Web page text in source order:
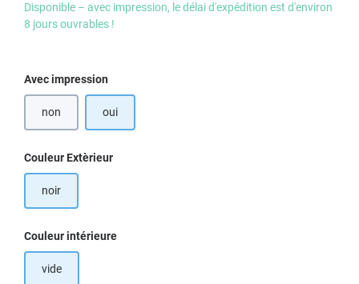
Disponible – avec impression, le délai d'expédition est d'environ
8 jours ouvrables !
Sélectionnez
Avec impression
non oui
Sélectionnez
Couleur Extèrieur
noir
Sélectionnez
Couleur intérieure
vide